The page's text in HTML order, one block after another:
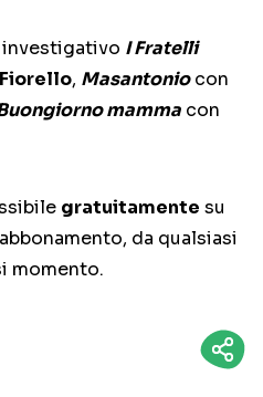
I Fratelli
, Masantoniocon
mamma con
gratuitamente su
da qualsiasi
momento.